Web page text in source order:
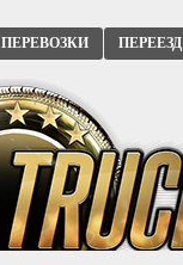
ПЕРЕВОЗКИ ПЕРЕЕЗД